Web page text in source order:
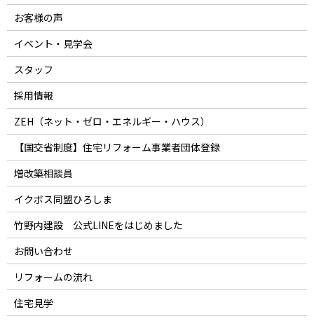
お客様の声
イベント・見学会
スタッフ
採用情報
ZEH（ネット・ゼロ・エネルギー・ハウス）
【国交省制度】住宅リフォーム事業者団体登録
増改築相談員
イクボス同盟ひろしま
竹野内建設 公式LINEをはじめました
お問い合わせ
リフォームの流れ
住宅見学